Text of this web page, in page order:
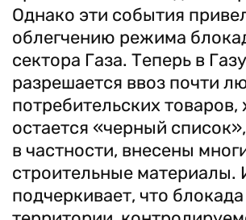
Однако эти события
облегчению режима
сектора Газа. Теперь в Газу
разрешается ввоз почти
потребительских товаров,
остается «черный
в частности, внесены
строительные материалы.
подчеркивает, что блокада